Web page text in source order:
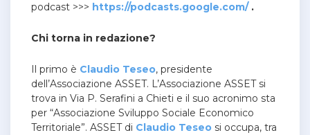
podcast >>> https://podcasts.google.com/.
Chi torna in redazione?
Il primo è Claudio Teseo, presidente
dell’Associazione ASSET. L’Associazione ASSET si
trova in Via P. Serafini a Chieti e il suo acronimo sta
per “Associazione Sviluppo Sociale Economico
Territoriale”. ASSET di Claudio Teseo si occupa, tra